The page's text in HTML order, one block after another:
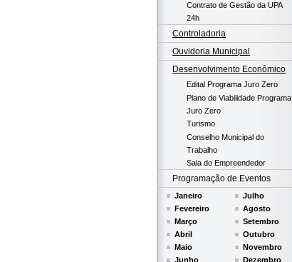
Contrato de Gestão da UPA
24h
Controladoria
Ouvidoria Municipal
Desenvolvimento Econômico
Edital Programa Juro Zero
Plano de Viabilidade Programa
Juro Zero
Turismo
Conselho Municipal do
Trabalho
Sala do Empreendedor
Programação de Eventos
Janeiro
Fevereiro
Março
Abril
Maio
Junho
Julho
Agosto
Setembro
Outubro
Novembro
Dezembro